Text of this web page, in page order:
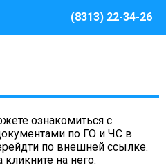
(8313) 22-34-26
ознакомиться с
по ГО и ЧС в
по внешней ссылке.
на него.